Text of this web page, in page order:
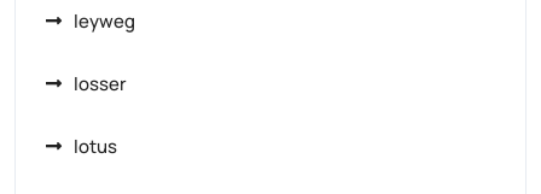
leyweg
losser
lotus